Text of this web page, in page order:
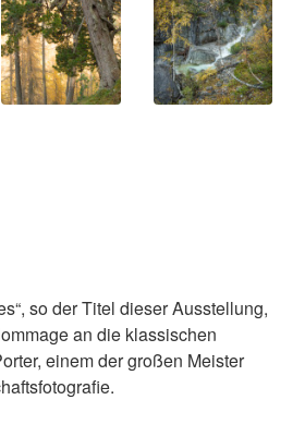
so der Titel dieser Ausstellung,
an die klassischen
einem der großen Meister